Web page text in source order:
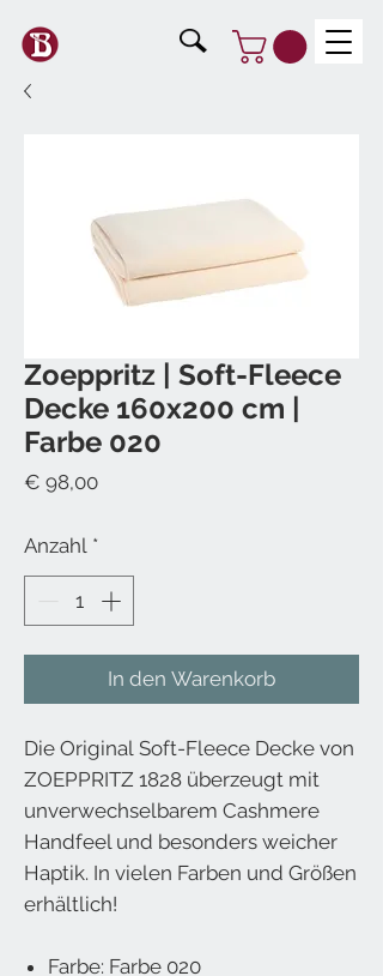
Zoeppritz | Soft-Fleece
Decke 160x200 cm |
Farbe 020
€ 98,00Preis
Anzahl *
In den Warenkorb
Die Original Soft-Fleece Decke von
ZOEPPRITZ 1828 überzeugt mit
unverwechselbarem Cashmere
Handfeel und besonders weicher
Haptik. In vielen Farben und Größen
erhältlich!
Farbe: Farbe 020